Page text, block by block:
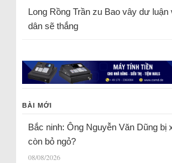
Long Rồng Trầnzu Bao vây dư luận
dân sẽ thắng
BÀI MỚI
Bắc ninh: Ông Nguyễn Văn Dũng bị
còn bỏ ngỏ?
08/08/2026